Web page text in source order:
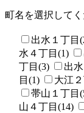
町名を選択して
出水１丁目
水４丁目(1)
丁目(3)
出
目(1)
大江
帯山１丁目
山４丁目(14)